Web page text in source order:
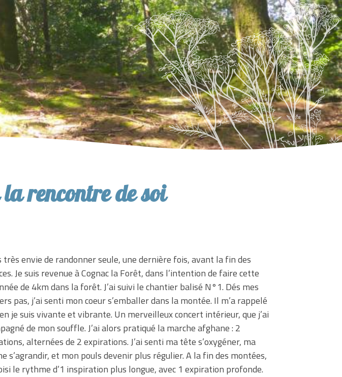
rencontre de soi
très envie de randonner seule, une dernière fois, avant la fin des
Je suis revenue à Cognac la Forêt, dans l’intention de faire cette
de 4km dans la forêt. J’ai suivi le chantier balisé N°1. Dés mes
pas, j’ai senti mon coeur s’emballer dans la montée. Il m’a rappelé
je suis vivante et vibrante. Un merveilleux concert intérieur, que j’ai
de mon souffle. J’ai alors pratiqué la marche afghane : 2
alternées de 2 expirations. J’ai senti ma tête s’oxygéner, ma
s’agrandir, et mon pouls devenir plus régulier. A la fin des montées,
le rythme d’1 inspiration plus longue, avec 1 expiration profonde.